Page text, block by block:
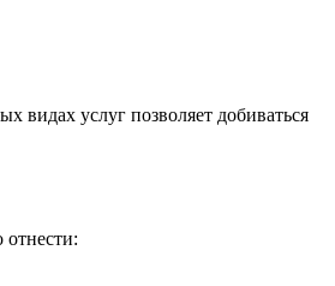
видах услуг позволяет добиваться